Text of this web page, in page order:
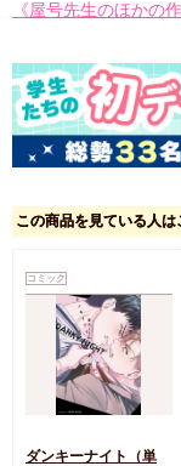
《屋号先生のほかの
この商品を見ている人は
コミック
ダンキーナイト（単